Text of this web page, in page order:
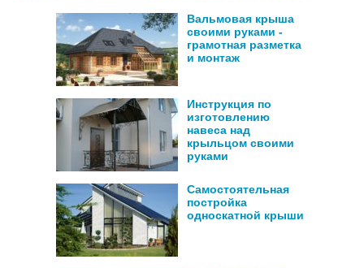
Вальмовая крыша
своими руками -
грамотная разметка
и монтаж
Инструкция по
изготовлению
навеса над
крыльцом своими
руками
Самостоятельная
постройка
односкатной крыши